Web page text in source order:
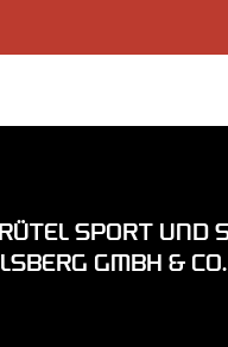
SPORT UND
GMBH &